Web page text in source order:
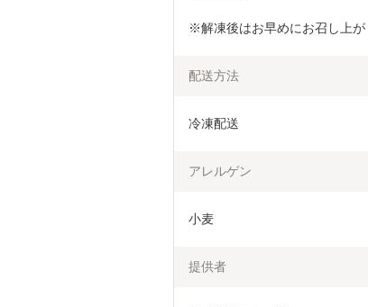
※解凍後はお早めにお召し上が
配送方法
冷凍配送
アレルゲン
小麦
提供者